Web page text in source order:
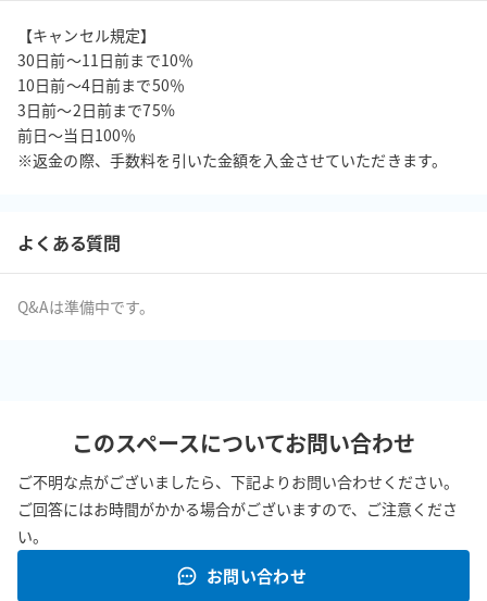
【キャンセル規定】
30日前〜11日前まで10％
10日前〜4日前まで50％
3日前〜2日前まで75%
前日〜当日100％
※返金の際、手数料を引いた金額を入金させていただきます。
よくある質問
Q&Aは準備中です。
このスペースについてお問い合わせ
ご不明な点がございましたら、下記よりお問い合わせください。
ご回答にはお時間がかかる場合がございますので、ご注意くださ
い。
お問い合わせ